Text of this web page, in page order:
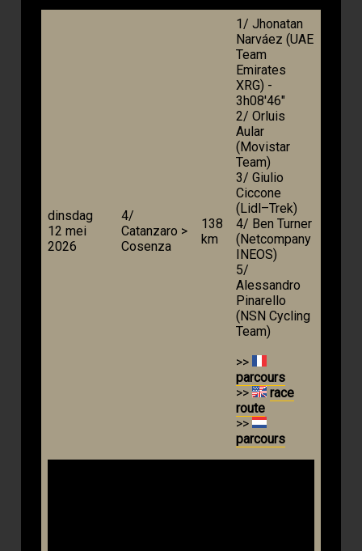
dinsdag
12 mei
2026
4/
Catanzaro >
Cosenza
138
km
1/ Jhonatan
Narváez (UAE
Team
Emirates
XRG) -
3h08'46"
2/ Orluis
Aular
(Movistar
Team)
3/ Giulio
Ciccone
(Lidl–Trek)
4/ Ben Turner
(Netcompany
INEOS)
5/
Alessandro
Pinarello
(NSN Cycling
Team)
>>
parcours
>>
race
route
>>
parcours